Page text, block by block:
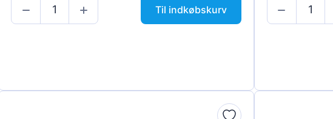
Til indkøbskurv